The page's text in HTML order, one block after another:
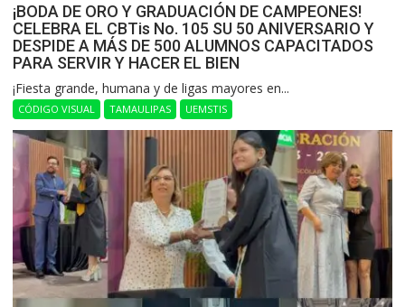
¡BODA DE ORO Y GRADUACIÓN DE CAMPEONES!
CELEBRA EL CBTis No. 105 SU 50 ANIVERSARIO Y
DESPIDE A MÁS DE 500 ALUMNOS CAPACITADOS
PARA SERVIR Y HACER EL BIEN
​¡Fiesta grande, humana y de ligas mayores en...
CÓDIGO VISUAL TAMAULIPAS UEMSTIS